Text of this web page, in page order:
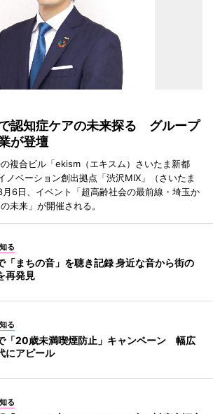
認知症ケアの未来探る グループ
が登壇
複合ビル「ekism（エキスム）さいたま新都
ノベーション創出拠点「渋沢MIX」（さいたま
6日、イベント「超高齢社会の最前線・埼玉か
未来」が開催される。
る
「まちの音」を聴き記録 身近な音から街の
再発見
る
「20歳未満喫煙防止」キャンペーン 幅広
にアピール
る